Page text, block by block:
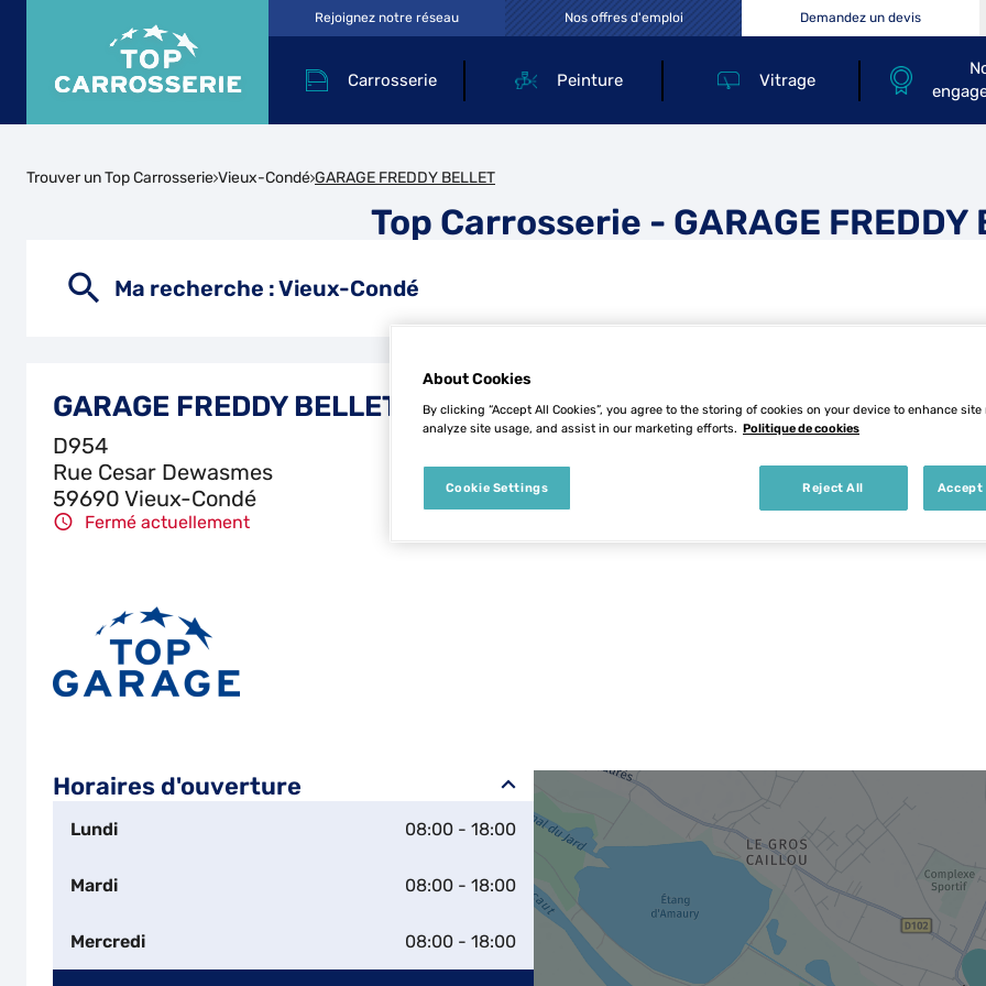
Carrosserie Peinture Vitrage
Rejoignez notre réseau Nos offres d'emploi Demandez un devis
Trouver un Top Carrosserie Vieux-Condé GARAGE FREDDY BELLET
Top Carrosserie - GARAGE FREDDY
Ma recherche :Vieux-Condé
GARAGE FREDDY BELLET
D954
Rue Cesar Dewasmes
59690 Vieux-Condé
Fermé actuellement
Horaires d'ouverture
Lundi 08:00 - 18:00
Mardi 08:00 - 18:00
Mercredi 08:00 - 18:00
About Cookies
By clicking “Accept All Cookies”, you agree to the storing of cookies on your device to enhance
analyze site usage, and assist in our marketing efforts. Politique de cookies
Reject All Accept
Cookie Settings